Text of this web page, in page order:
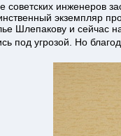
советских инженеров
экземпляр
Шлепакову и сейчас
под угрозой. Но